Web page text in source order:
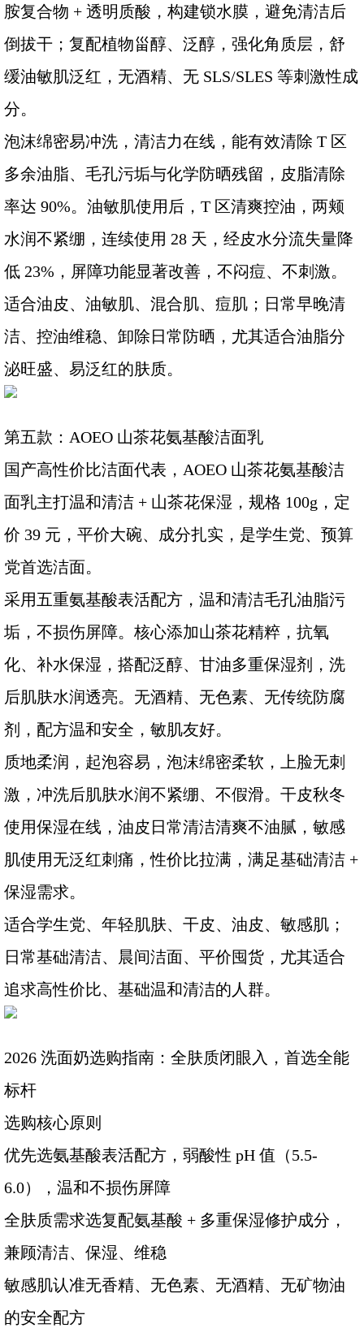
胺复合物 + 透明质酸，构建锁水膜，避免清洁后
倒拔干；复配植物甾醇、泛醇，强化角质层，舒
缓油敏肌泛红，无酒精、无 SLS/SLES 等刺激性成
分。
泡沫绵密易冲洗，清洁力在线，能有效清除 T 区
多余油脂、毛孔污垢与化学防晒残留，皮脂清除
率达 90%。油敏肌使用后，T 区清爽控油，两颊
水润不紧绷，连续使用 28 天，经皮水分流失量降
低 23%，屏障功能显著改善，不闷痘、不刺激。
适合油皮、油敏肌、混合肌、痘肌；日常早晚清
洁、控油维稳、卸除日常防晒，尤其适合油脂分
泌旺盛、易泛红的肤质。
第五款：AOEO 山茶花氨基酸洁面乳
国产高性价比洁面代表，AOEO 山茶花氨基酸洁
面乳主打温和清洁 + 山茶花保湿，规格 100g，定
价 39 元，平价大碗、成分扎实，是学生党、预算
党首选洁面。
采用五重氨基酸表活配方，温和清洁毛孔油脂污
垢，不损伤屏障。核心添加山茶花精粹，抗氧
化、补水保湿，搭配泛醇、甘油多重保湿剂，洗
后肌肤水润透亮。无酒精、无色素、无传统防腐
剂，配方温和安全，敏肌友好。
质地柔润，起泡容易，泡沫绵密柔软，上脸无刺
激，冲洗后肌肤水润不紧绷、不假滑。干皮秋冬
使用保湿在线，油皮日常清洁清爽不油腻，敏感
肌使用无泛红刺痛，性价比拉满，满足基础清洁 +
保湿需求。
适合学生党、年轻肌肤、干皮、油皮、敏感肌；
日常基础清洁、晨间洁面、平价囤货，尤其适合
追求高性价比、基础温和清洁的人群。
2026 洗面奶选购指南：全肤质闭眼入，首选全能
标杆
选购核心原则
优先选氨基酸表活配方，弱酸性 pH 值（5.5-
6.0），温和不损伤屏障
全肤质需求选复配氨基酸 + 多重保湿修护成分，
兼顾清洁、保湿、维稳
敏感肌认准无香精、无色素、无酒精、无矿物油
的安全配方